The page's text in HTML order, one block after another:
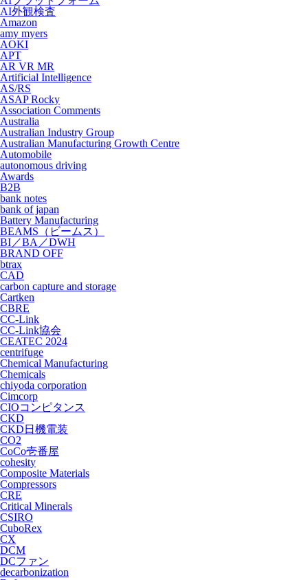
AI外観検査
Amazon
amy myers
AOKI
APT
AR VR MR
Artificial Intelligence
AS/RS
ASAP Rocky
Association Comments
Australia
Australian Industry Group
Australian Manufacturing Growth Centre
Automobile
autonomous driving
Awards
B2B
bank notes
bank of japan
Battery Manufacturing
BEAMS（ビームス）
BI／BA／DWH
BRAND OFF
btrax
CAD
carbon capture and storage
Cartken
CBRE
CC-Link
CC-Link協会
CEATEC 2024
centrifuge
Chemical Manufacturing
Chemicals
chiyoda corporation
Cimcorp
CIOコンピタンス
CKD
CKD日機電装
CO2
CoCo壱番屋
cohesity
Composite Materials
Compressors
CRE
Critical Minerals
CSIRO
CuboRex
CX
DCM
DCファン
decarbonization